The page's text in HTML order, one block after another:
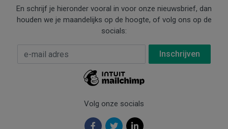
En schrijf je hieronder vooral in voor onze nieuwsbrief, dan
houden we je maandelijks op de hoogte, of volg ons op de
socials:
E-mail Adres
Volg onze socials